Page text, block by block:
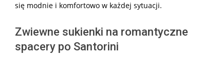
się modnie i komfortowo w każdej sytuacji.
Zwiewne sukienki na romantyczne
spacery po Santorini